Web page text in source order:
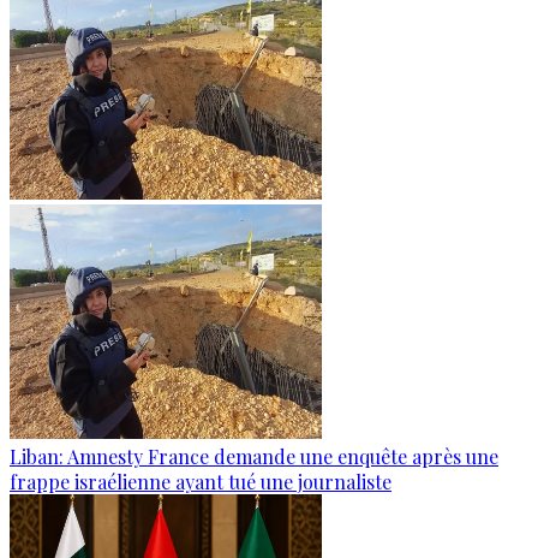
Liban: Amnesty France demande une enquête après une
frappe israélienne ayant tué une journaliste